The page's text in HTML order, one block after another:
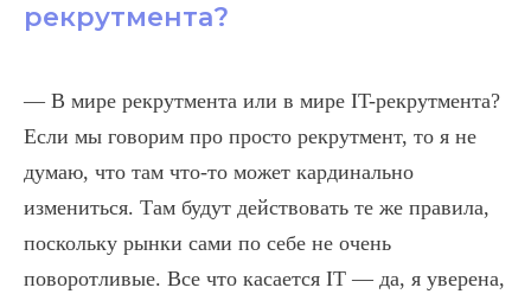
рекрутмента?
— В мире рекрутмента или в мире IT-рекрутмента?
Если мы говорим про просто рекрутмент, то я не
думаю, что там что-то может кардинально
измениться. Там будут действовать те же правила,
поскольку рынки сами по себе не очень
поворотливые. Все что касается IT — да, я уверена,